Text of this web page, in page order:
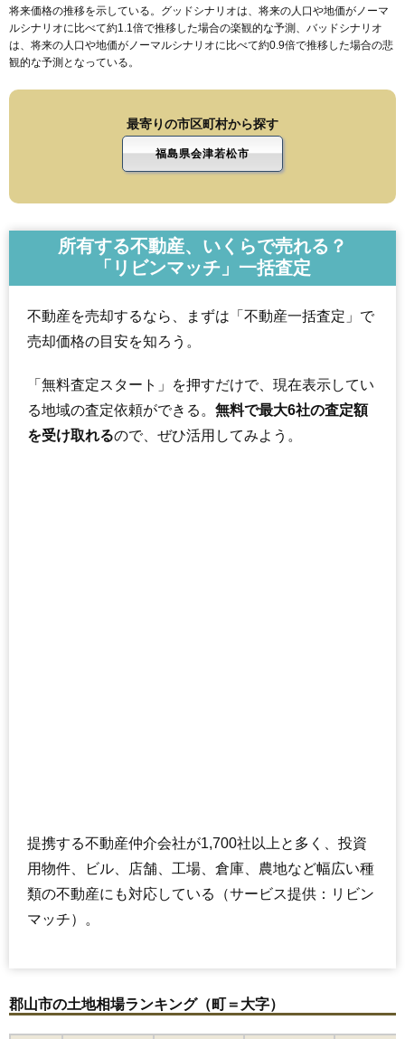
将来価格の推移を示している。グッドシナリオは、将来の人口や地価がノーマ
ルシナリオに比べて約1.1倍で推移した場合の楽観的な予測、バッドシナリオ
は、将来の人口や地価がノーマルシナリオに比べて約0.9倍で推移した場合の悲
観的な予測となっている。
最寄りの市区町村から探す
福島県会津若松市
所有する不動産、いくらで売れる？
「リビンマッチ」一括査定
不動産を売却するなら、まずは「不動産一括査定」で
売却価格の目安を知ろう。
「無料査定スタート」を押すだけで、現在表示してい
る地域の査定依頼ができる。 無料で最大6社の査定額
を受け取れるので、ぜひ活用してみよう。
提携する不動産仲介会社が1,700社以上と多く、投資
用物件、ビル、店舗、工場、倉庫、農地など幅広い種
類の不動産にも対応している（サービス提供：リビン
マッチ）。
郡山市の土地相場ランキング（町＝大字）